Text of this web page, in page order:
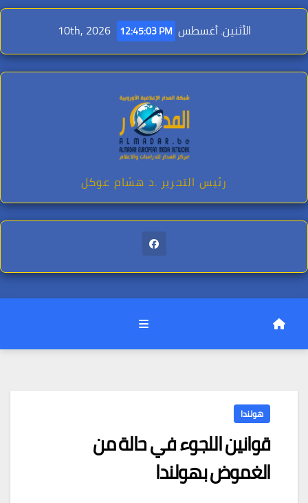
Skip
content
الأثنين. أغسطس 10th, 2026 12:45:05 PM
رئيس التحرير .د هشام عوكل
هولندا
قوانين اللجوء في حالة من
الغموض بهولندا